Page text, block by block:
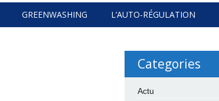
GREENWASHING L’AUTO-RÉGULATION
Categories
Actu